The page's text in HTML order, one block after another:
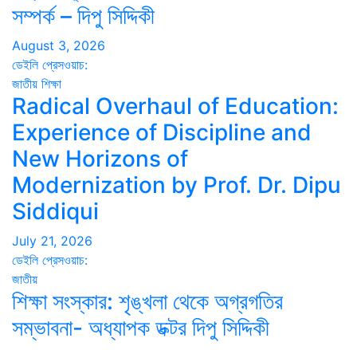
সম্পর্ক – দিপু সিদ্দিকী
August 3, 2026
ডেইলি প্রেসওয়াচ:
জাতীয় শিক্ষা
Radical Overhaul of Education:
Experience of Discipline and
New Horizons of
Modernization by Prof. Dr. Dipu
Siddiqui
July 21, 2026
ডেইলি প্রেসওয়াচ:
জাতীয়
শিক্ষা সংস্কার: শৃঙ্খলা থেকে অগ্রগতির
সম্ভাবনা- অধ্যাপক ডক্টর দিপু সিদ্দিকী